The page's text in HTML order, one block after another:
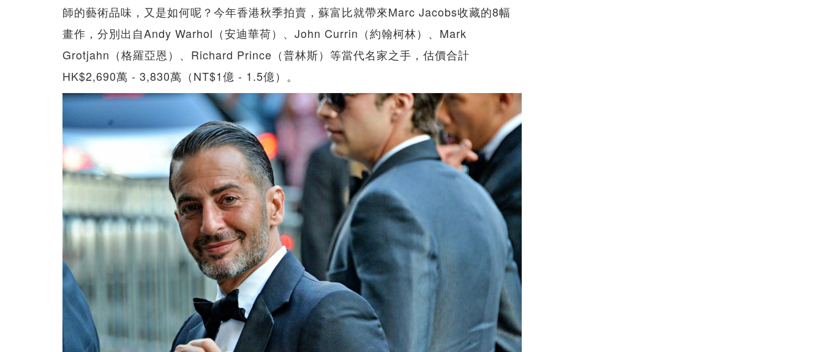
師的藝術品味，又是如何呢？今年香港秋季拍賣，蘇富比就帶來Marc Jacobs收藏的8幅
畫作，分別出自Andy Warhol（安迪華荷）、John Currin（約翰柯林）、Mark
Grotjahn（格羅亞恩）、Richard Prince（普林斯）等當代名家之手，估價合計
HK$2,690萬 - 3,830萬（NT$1億 - 1.5億）。